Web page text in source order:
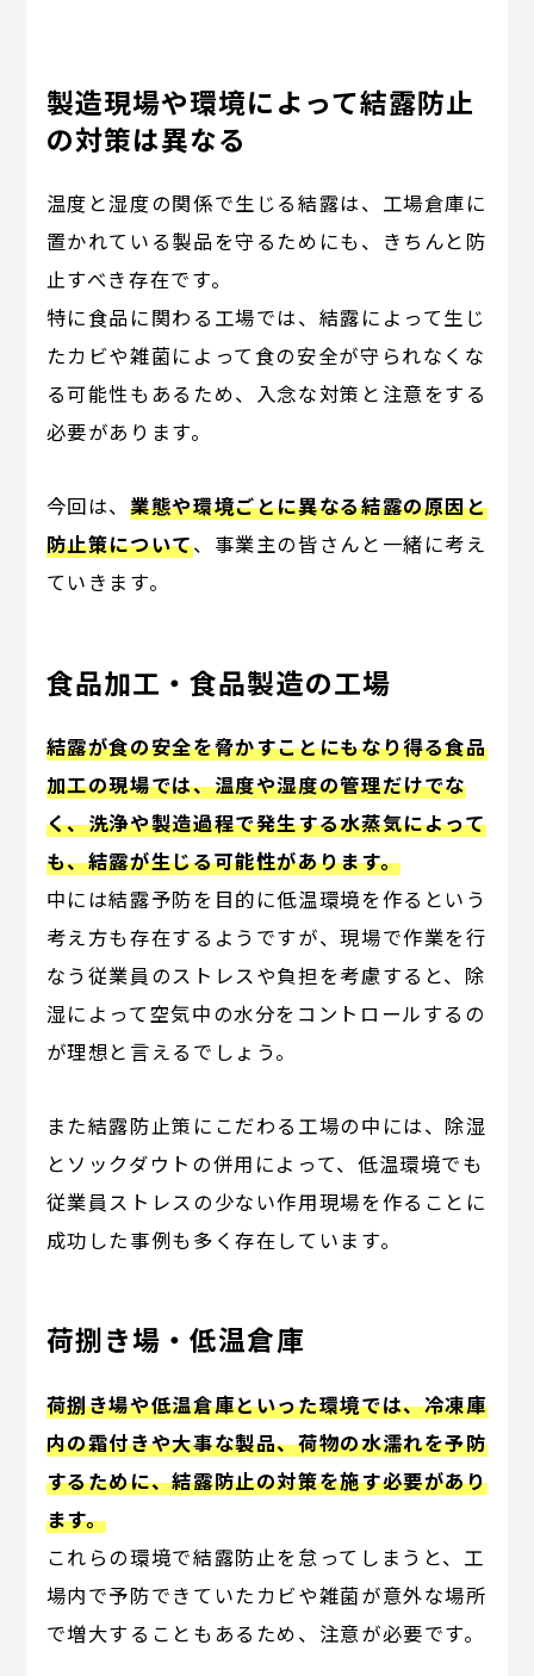
製造現場や環境によって結露防止
の対策は異なる
温度と湿度の関係で生じる結露は、工場倉庫に
置かれている製品を守るためにも、きちんと防
止すべき存在です。
特に食品に関わる工場では、結露によって生じ
たカビや雑菌によって食の安全が守られなくな
る可能性もあるため、入念な対策と注意をする
必要があります。
今回は、業態や環境ごとに異なる結露の原因と
防止策について、事業主の皆さんと一緒に考え
ていきます。
食品加工・食品製造の工場
結露が食の安全を脅かすことにもなり得る食品
加工の現場では、温度や湿度の管理だけでな
く、洗浄や製造過程で発生する水蒸気によって
も、結露が生じる可能性があります。
中には結露予防を目的に低温環境を作るという
考え方も存在するようですが、現場で作業を行
なう従業員のストレスや負担を考慮すると、除
湿によって空気中の水分をコントロールするの
が理想と言えるでしょう。
また結露防止策にこだわる工場の中には、除湿
とソックダウトの併用によって、低温環境でも
従業員ストレスの少ない作用現場を作ることに
成功した事例も多く存在しています。
荷捌き場・低温倉庫
荷捌き場や低温倉庫といった環境では、冷凍庫
内の霜付きや大事な製品、荷物の水濡れを予防
するために、結露防止の対策を施す必要があり
ます。
これらの環境で結露防止を怠ってしまうと、工
場内で予防できていたカビや雑菌が意外な場所
で増大することもあるため、注意が必要です。